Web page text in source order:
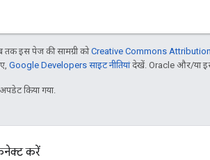
इस पेज की सामग्री कोCreative Commons
Google Developers साइट नीतियांदेखें. Oracle और/या
किया गया.
करें